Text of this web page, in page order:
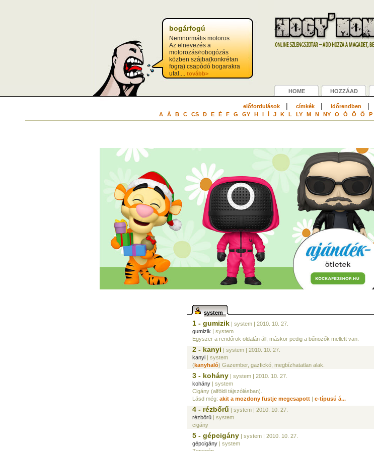
bogárfogú
Nemnormális motoros.
Az elnevezés a
motorozás/robogózás
közben szájba(konkrétan
fogra) csapódó bogarakra
utal.... tovább>
HOME HOZZÁAD
előfordulások| címkék| időrendben |
A
Á B C CS D E É F G GY H I Í J K L LY M N NY O Ó Ö Ő P
system
1 - gumizik | system | 2010. 10. 27.
gumizik | system
Egyszer a rendőrök oldalán áll, máskor pedig a bűnözők mellett van.
2 - kanyi | system | 2010. 10. 27.
kanyi | system
(kanyhaló) Gazember, gazfickó, megbízhatatlan alak.
3 - kohány | system | 2010. 10. 27.
kohány | system
Cigány (alföldi tájszólásban).
Lásd még: akit a mozdony füstje megcsapott | c-típusú á...
4 - rézbőrű | system | 2010. 10. 27.
rézbőrű | system
cigány
5 - gépcigány | system | 2010. 10. 27.
gépcigány | system